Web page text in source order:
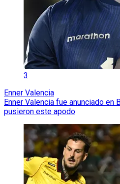
3
Enner Valencia
Enner Valencia fue anunciado en
pusieron este apodo